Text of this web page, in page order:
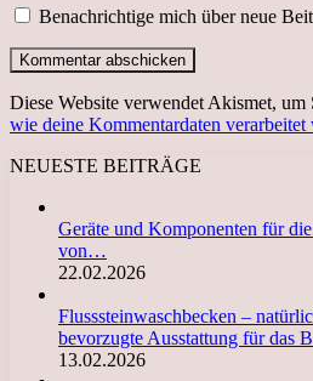
Benachrichtige mich über neue
Diese Website verwendet Akismet, um
wie deine Kommentardaten verarbeitet
NEUESTE BEITRÄGE
Geräte und Komponenten für
von…
22.02.2026
Flusssteinwaschbecken –
bevorzugte Ausstattung für das
13.02.2026